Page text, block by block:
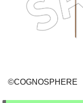
©COGNOSPHERE